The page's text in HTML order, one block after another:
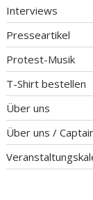
Interviews
Presseartikel
Protest-Musik
T-Shirt bestellen
Über uns
Über uns /